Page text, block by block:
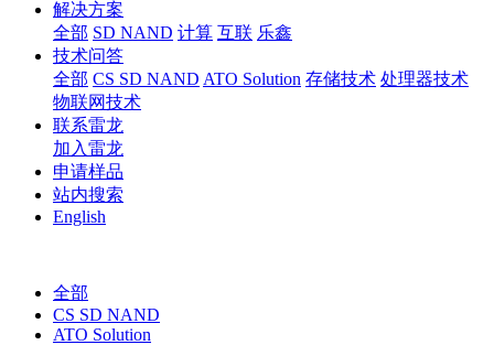
解决方案
全部 SD NAND 计算 互联 乐鑫
技术问答
全部 CS SD NAND ATO Solution 存储技术 处理器技术
物联网技术
联系雷龙
加入雷龙
申请样品
站内搜索
English
全部
CS SD NAND
ATO Solution